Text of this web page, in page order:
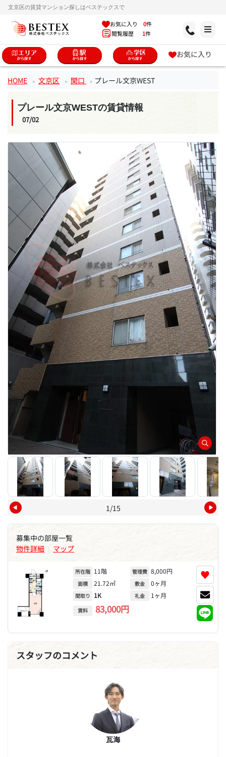
文京区の賃貸マンション探しはベステックスで
お気に入り 0件
閲覧履歴 1件
お気に入り
HOME 文京区 関口 プレール文京WEST
プレール文京WESTの賃貸情報
07/02
1/15
募集中の部屋一覧
物件詳細 | マップ
所在階 11階
面積 21.72㎡
間取り 1K
賃料 83,000円
管理費 8,000円
敷金 0ヶ月
礼金 1ヶ月
♥
スタッフのコメント
瓦海